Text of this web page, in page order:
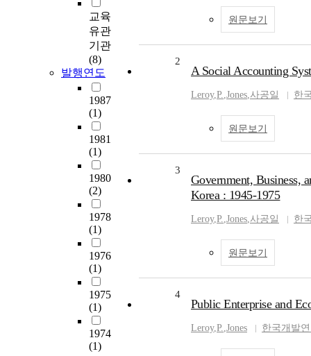
교육
유관
기관
(8)
발행연도
1987
(1)
1981
(1)
1980
(2)
1978
(1)
1976
(1)
1975
(1)
1974
(1)
원문보기
2
A Social Accounting
Leroy,P.,Jones,사공일 한
원문보기
3
Government, Business,
Korea : 1945-1975
Leroy,P.,Jones,사공일 한
원문보기
4
Public Enterprise and
Leroy,P.,Jones 한국개발